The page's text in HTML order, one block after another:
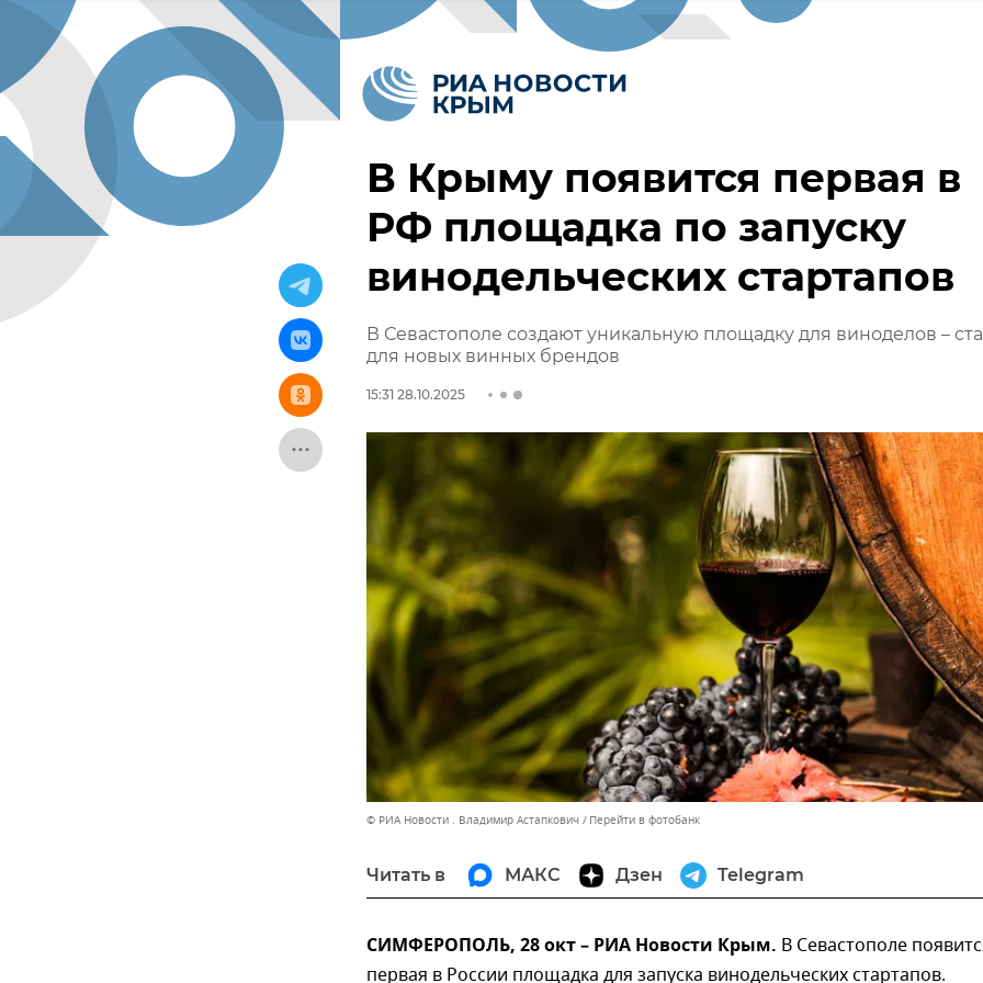
В Крыму появится первая в
РФ площадка по запуску
винодельческих стартапов
В Севастополе создают уникальную площадку для виноделов –
для новых винных брендов
15:31 28.10.2025
© РИА Новости . Владимир Астапкович Перейти в фотобанк
Читать в МАКС Дзен Telegram
СИМФЕРОПОЛЬ, 28 окт – РИА Новости Крым. В Севастополе
первая в России площадка для запуска винодельческих стартапов.